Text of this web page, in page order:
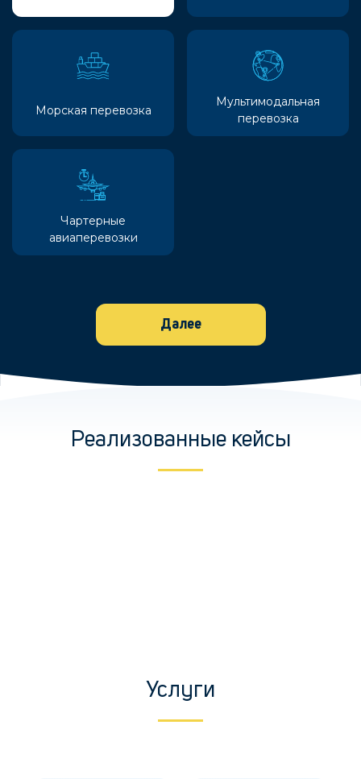
Морская перевозка
Мультимодальная
перевозка
Чартерные
авиаперевозки
Далее
Реализованные кейсы
Услуги